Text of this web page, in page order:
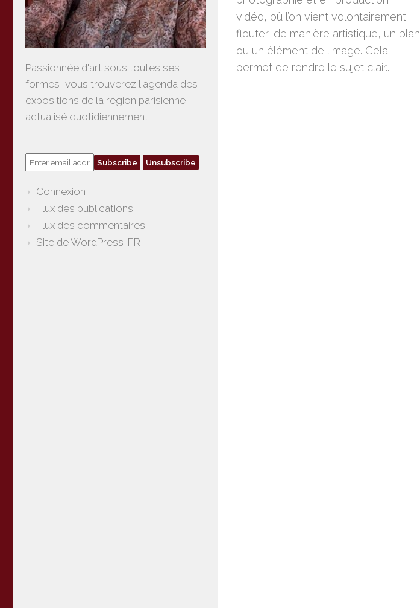
vidéo, où l’on vient volontairement
flouter, de manière artistique, un plan
ou un élément de l’image. Cela
permet de rendre le sujet clair...
Passionnée d'art sous toutes ses
formes, vous trouverez l'agenda des
expositions de la région parisienne
actualisé quotidiennement.
Connexion
Flux des publications
Flux des commentaires
Site de WordPress-FR